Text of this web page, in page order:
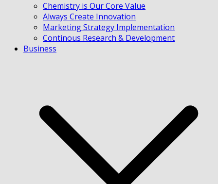
Chemistry is Our Core Value
Always Create Innovation
Marketing Strategy Implementation
Continous Research & Development
Business